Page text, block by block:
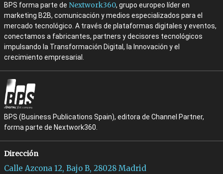
BPS forma parte de Nextwork360, grupo europeo líder en
marketing B2B, comunicación y medios especializados para el
mercado tecnológico. A través de plataformas digitales y eventos,
conectamos a fabricantes, partners y decisores tecnológicos
impulsando la Transformación Digital, la Innovación y el
crecimiento empresarial.
BPS (Business Publications Spain), editora de Channel Partner,
forma parte de Nextwork360.
Dirección
Calle Azcona 12, Bajo B, 28028 Madrid